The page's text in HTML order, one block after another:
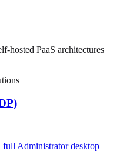
hosted PaaS architectures
Administrator desktop